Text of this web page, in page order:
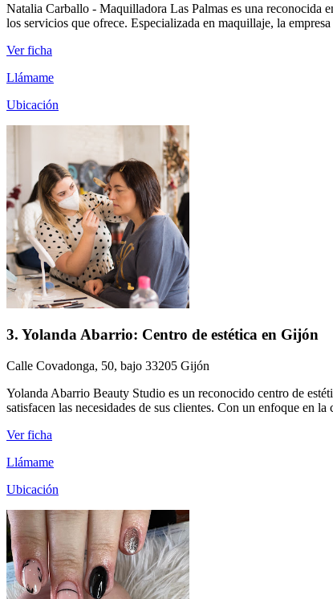
Natalia Carballo - Maquilladora Las Palmas es una reconocida
los servicios que ofrece. Especializada en maquillaje, la
Ver ficha
Llámame
Ubicación
3. Yolanda Abarrio: Centro de estética en Gijón
Calle Covadonga, 50, bajo 33205 Gijón
Yolanda Abarrio Beauty Studio es un reconocido centro de
satisfacen las necesidades de sus clientes. Con un enfoque en
Ver ficha
Llámame
Ubicación